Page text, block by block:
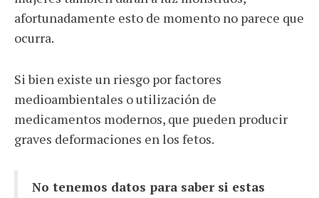
afortunadamente esto de momento no parece que
ocurra.
Si bien existe un riesgo por factores
medioambientales o utilización de
medicamentos modernos, que pueden producir
graves deformaciones en los fetos.
No tenemos datos para saber si estas